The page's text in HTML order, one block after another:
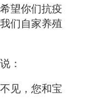
望你们抗疫
们自家养殖
：
见，您和宝